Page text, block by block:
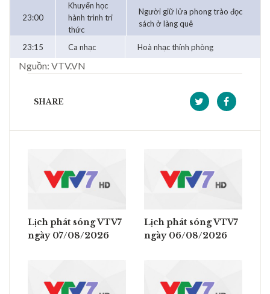
23:00
Khuyến học
hành trình tri
thức
Người giữ lửa phong trào đọc
sách ở làng quê
23:15 Ca nhạc Hoà nhạc thính phòng
Nguồn: VTV.VN
SHARE
Lịch phát sóng VTV7
ngày 07/08/2026
Lịch phát sóng VTV7
ngày 06/08/2026